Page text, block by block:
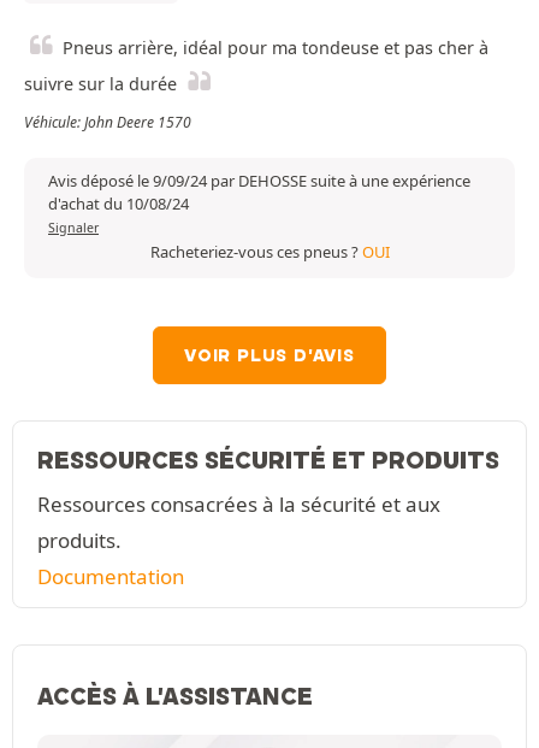
Pneus arrière, idéal pour ma tondeuse et pas cher à
suivre sur la durée
Véhicule: John Deere 1570
Avis déposé le 9/09/24 par DEHOSSE suite à une expérience
d'achat du 10/08/24
Signaler
Racheteriez-vous ces pneus ?OUI
VOIR PLUS D'AVIS
RESSOURCES SÉCURITÉ ET PRODUITS
Ressources consacrées à la sécurité et aux
produits.
Documentation
ACCÈS À L'ASSISTANCE